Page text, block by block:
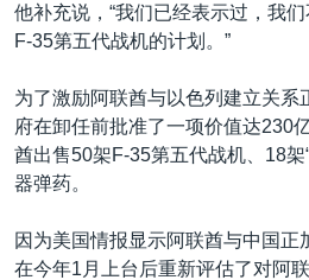
他补充说，“我们已经表示过，我
F-35第五代战机的计划。”
为了激励阿联酋与以色列建立关系
府在卸任前批准了一项价值达230
酋出售50架F-35第五代战机、18架
器弹药。
因为美国情报显示阿联酋与中国正
在今年1月上台后重新评估了对阿